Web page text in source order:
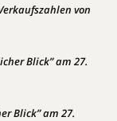
von
Blick” am 27.
Blick” am 27.